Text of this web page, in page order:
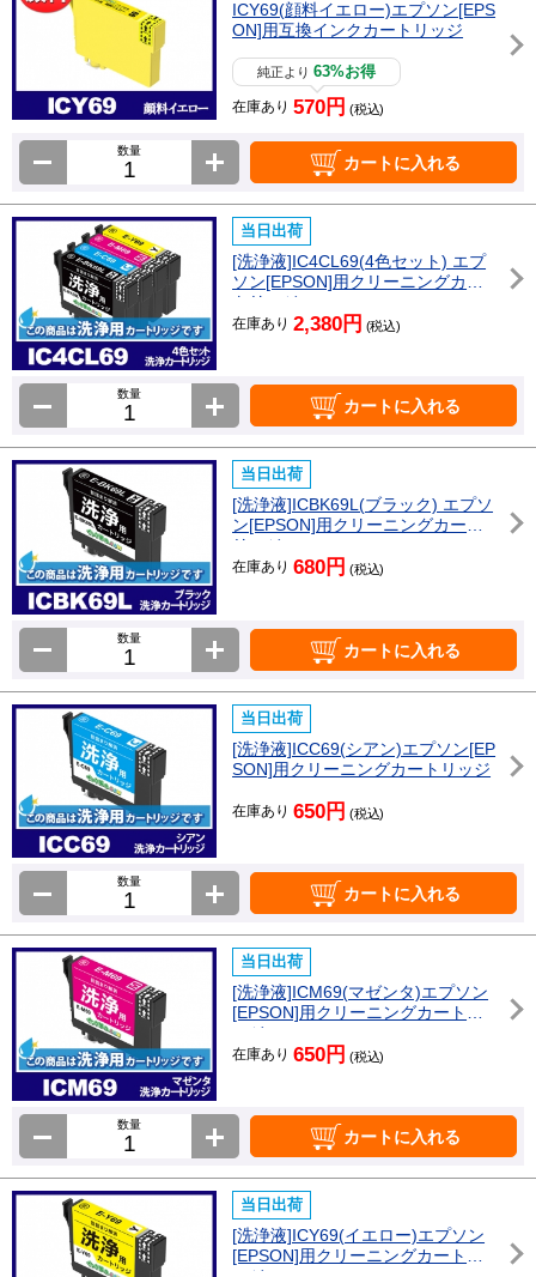
ICY69(顔料イエロー)エプソン[EPS
ON]用互換インクカートリッジ
純正より63%お得
在庫あり 570円 (税込)
数量
カートに入れる
当日出荷
[洗浄液]IC4CL69(4色セット) エプ
ソン[EPSON]用クリーニングカー
トリッジ
在庫あり 2,380円 (税込)
数量
カートに入れる
当日出荷
[洗浄液]ICBK69L(ブラック) エプソ
ン[EPSON]用クリーニングカート
リッジ
在庫あり 680円 (税込)
数量
カートに入れる
当日出荷
[洗浄液]ICC69(シアン)エプソン[EP
SON]用クリーニングカートリッジ
在庫あり 650円 (税込)
数量
カートに入れる
当日出荷
[洗浄液]ICM69(マゼンタ)エプソン
[EPSON]用クリーニングカートリ
ッジ
在庫あり 650円 (税込)
数量
カートに入れる
当日出荷
[洗浄液]ICY69(イエロー)エプソン
[EPSON]用クリーニングカートリ